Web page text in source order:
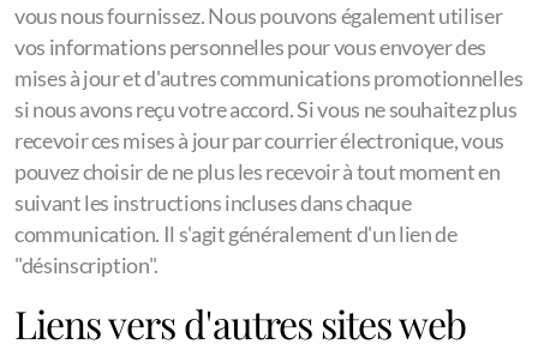
vous nous fournissez. Nous pouvons également utiliser
vos informations personnelles pour vous envoyer des
mises à jour et d'autres communications promotionnelles
si nous avons reçu votre accord. Si vous ne souhaitez plus
recevoir ces mises à jour par courrier électronique, vous
pouvez choisir de ne plus les recevoir à tout moment en
suivant les instructions incluses dans chaque
communication. Il s'agit généralement d'un lien de
"désinscription".
Liens vers d'autres sites web